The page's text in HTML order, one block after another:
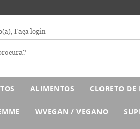
Faça login
ALIMENTOS CLORETO
WVEGAN / VEGANO